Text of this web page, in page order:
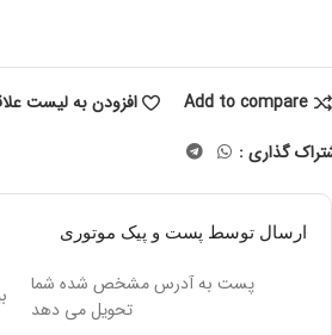
Add to compare
افزودن به لیست
گذاری :
ارسال توسط پست و پیک موتوری
پست به آدرس مشخص شده شما
تحویل می دهد